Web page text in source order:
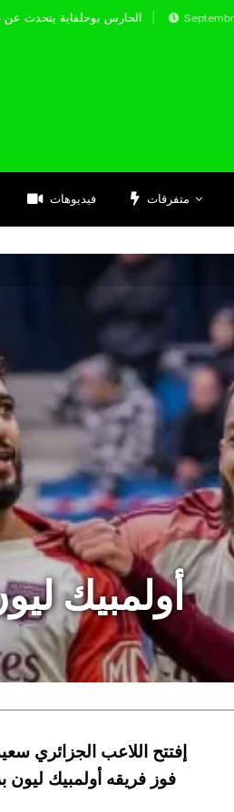
الحارس Septembre 17, 2024
فيديوهات متفرقات
أولمبيك
إفتتح اللاعب الجزائري
فوز فريقه أولمبيك